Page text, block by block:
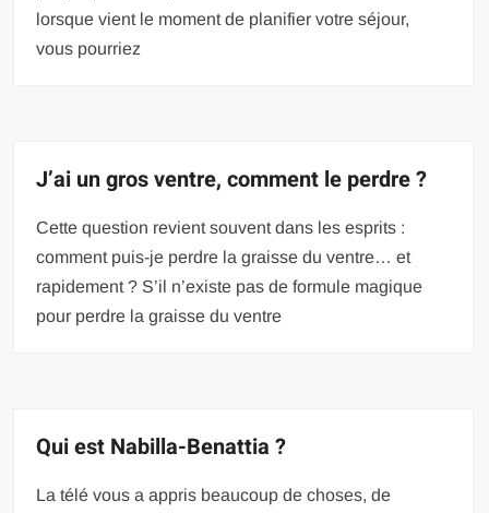
lorsque vient le moment de planifier votre séjour,
vous pourriez
J’ai un gros ventre, comment le perdre ?
Cette question revient souvent dans les esprits :
comment puis-je perdre la graisse du ventre… et
rapidement ? S’il n’existe pas de formule magique
pour perdre la graisse du ventre
Qui est Nabilla-Benattia ?
La télé vous a appris beaucoup de choses, de